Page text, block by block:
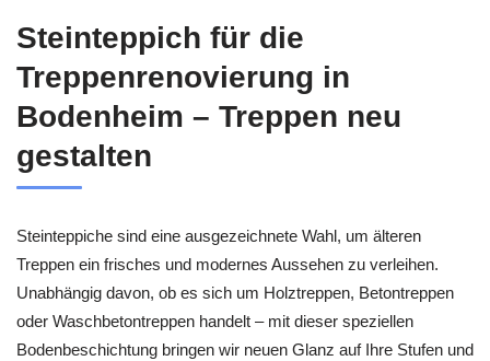
Steinteppich für die
Treppenrenovierung in
Bodenheim – Treppen neu
gestalten
Steinteppiche sind eine ausgezeichnete Wahl, um älteren
Treppen ein frisches und modernes Aussehen zu verleihen.
Unabhängig davon, ob es sich um Holztreppen, Betontreppen
oder Waschbetontreppen handelt – mit dieser speziellen
Bodenbeschichtung bringen wir neuen Glanz auf Ihre Stufen und